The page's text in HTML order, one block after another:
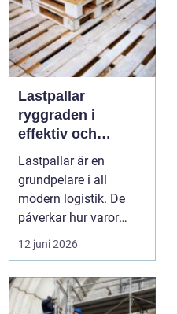
Lastpallar
ryggraden i
effektiv och
hållbar logistik
Lastpallar är en
grundpelare i all
modern logistik. De
påverkar hur varor
lastas, lagras, fraktas
oc...
12 juni 2026